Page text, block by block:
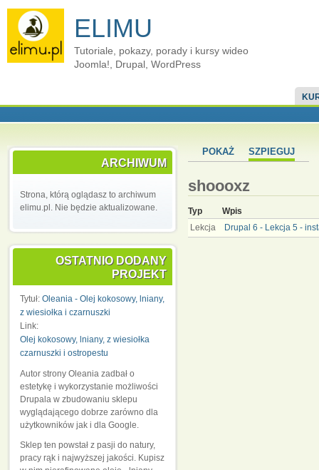
ELIMU
Tutoriale, pokazy, porady i kursy wideo
Joomla!, Drupal, WordPress
ARCHIWUM
Strona, którą oglądasz to archiwum
elimu.pl. Nie będzie aktualizowane.
OSTATNIO DODANY
PROJEKT
Tytuł: Oleania - Olej kokosowy, lniany,
z wiesiołka i czarnuszki
Link:
Olej kokosowy, lniany, z wiesiołka
czarnuszki i ostropestu
Autor strony Oleania zadbał o
estetykę i wykorzystanie możliwości
Drupala w zbudowaniu sklepu
wyglądającego dobrze zarówno dla
użytkowników jak i dla Google.
Sklep ten powstał z pasji do natury,
pracy rąk i najwyższej jakości. Kupisz
POKAŻ SZPIEGUJ
shoooxz
Typ
Wpis
Lekcja
Drupal 6 - Lekcja 5 -